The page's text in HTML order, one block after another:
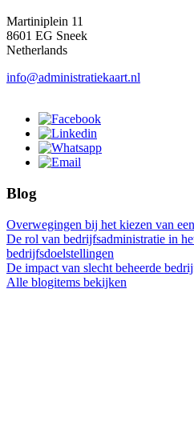
Martiniplein 11
8601 EG Sneek
Netherlands
info@administratiekaart.nl
Blog
Overwegingen bij het kiezen van
De rol van bedrijfsadministratie in
bedrijfsdoelstellingen
De impact van slecht beheerde
Alle blogitems bekijken